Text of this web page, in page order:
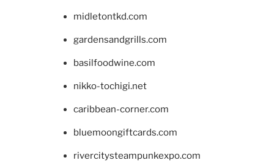
midletontkd.com
gardensandgrills.com
basilfoodwine.com
nikko-tochigi.net
caribbean-corner.com
bluemoongiftcards.com
rivercitysteampunkexpo.com